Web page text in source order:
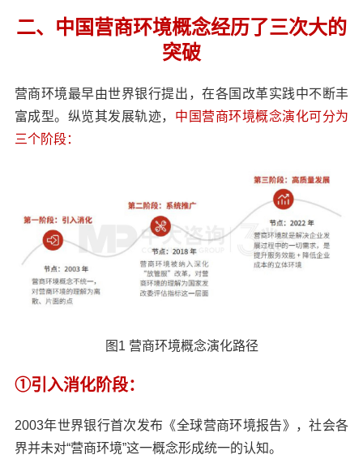
二、中国营商环境概念经历了三次大的
突破
营商环境最早由世界银行提出，在各国改革实践中不断丰
富成型。纵览其发展轨迹， 中国营商环境概念演化可分为
三个阶段：
图1 营商环境概念演化路径
①引入消化阶段：
2003年世界银行首次发布《全球营商环境报告》，社会各
界并未对“营商环境”这一概念形成统一的认知。